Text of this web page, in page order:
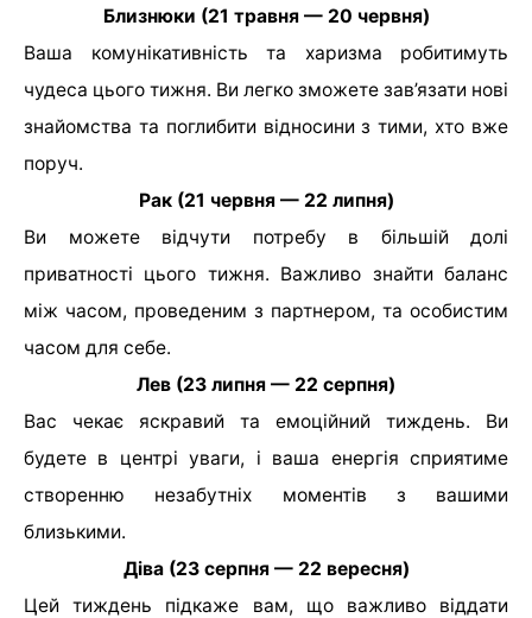
Близнюки (21 травня — 20 червня)
Ваша комунікативність та харизма робитимуть
чудеса цього тижня. Ви легко зможете зав’язати нові
знайомства та поглибити відносини з тими, хто вже
поруч.
Рак (21 червня — 22 липня)
Ви можете відчути потребу в більшій долі
приватності цього тижня. Важливо знайти баланс
між часом, проведеним з партнером, та особистим
часом для себе.
Лев (23 липня — 22 серпня)
Вас чекає яскравий та емоційний тиждень. Ви
будете в центрі уваги, і ваша енергія сприятиме
створенню незабутніх моментів з вашими
близькими.
Діва (23 серпня — 22 вересня)
Цей тиждень підкаже вам, що важливо віддати